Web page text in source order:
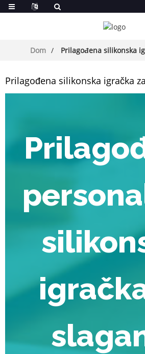
Dom Prilagođena silikonska
Prilagođena silikonska igračka